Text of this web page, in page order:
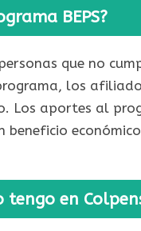
BEPS?
que no
los
aportes al
en